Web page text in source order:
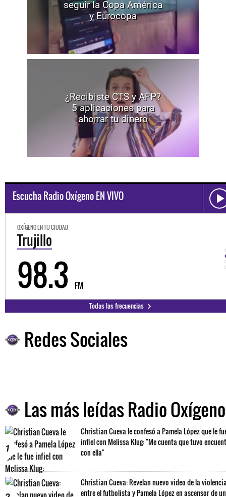
seguir la Copa América
y Eurocopa
¿Recibiste CTS y AFP?
5 aplicaciones para
ahorrar tu dinero
Escucha Radio Oxígeno EN VIVO
OXÍGENO EN TU CIUDAD
Trujillo
98.3 FM
Todas las frecuencias
Redes Sociales
Las más leídas Radio Oxígeno
1
Christian Cueva le confesó a Pamela López que le
infiel con Melissa Klug: "Me cuenta que tuvo
con ella"
Christian Cueva: Revelan nuevo video de la
entre el futbolista y Pamela López en ascensor de un